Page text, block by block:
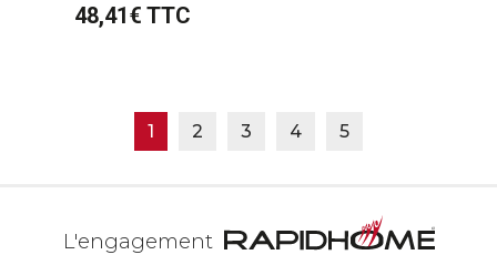
48,41€ TTC
1 2 3 4 5
L'engagement